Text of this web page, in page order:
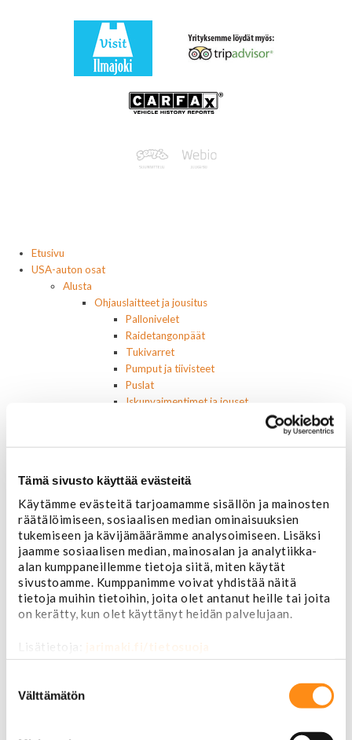
Tämä sivusto käyttää evästeitä
Käytämme evästeitä tarjoamamme sisällön ja mainosten
räätälöimiseen, sosiaalisen median ominaisuuksien
tukemiseen ja kävijämäärämme analysoimiseen. Lisäksi
jaamme sosiaalisen median, mainosalan ja analytiikka-
alan kumppaneillemme tietoja siitä, miten käytät
sivustoamme. Kumppanimme voivat yhdistää näitä
tietoja muihin tietoihin, joita olet antanut heille tai joita
on kerätty, kun olet käyttänyt heidän palvelujaan.
Lisätietoja: jarimaki.fi/tietosuoja
valinta
Välttämätön
Etusivu
USA-auton osat
Alusta
Ohjauslaitteet ja jousitus
Pallonivelet
Raidetangonpäät
Tukivarret
Pumput ja tiivisteet
Puslat
Iskunvaimentimet ja jouset
Vahat ja autonhoito
Ruuvit ja mutterit
Huolto-osat ja tarvikkeet
Jarru-osat
Jarrupalat (eteen)
Jarrupalat (taakse)
Jarrukengät
Jarrutiivisteet
Jarrusylinterit ja satulat
Jarrurummut